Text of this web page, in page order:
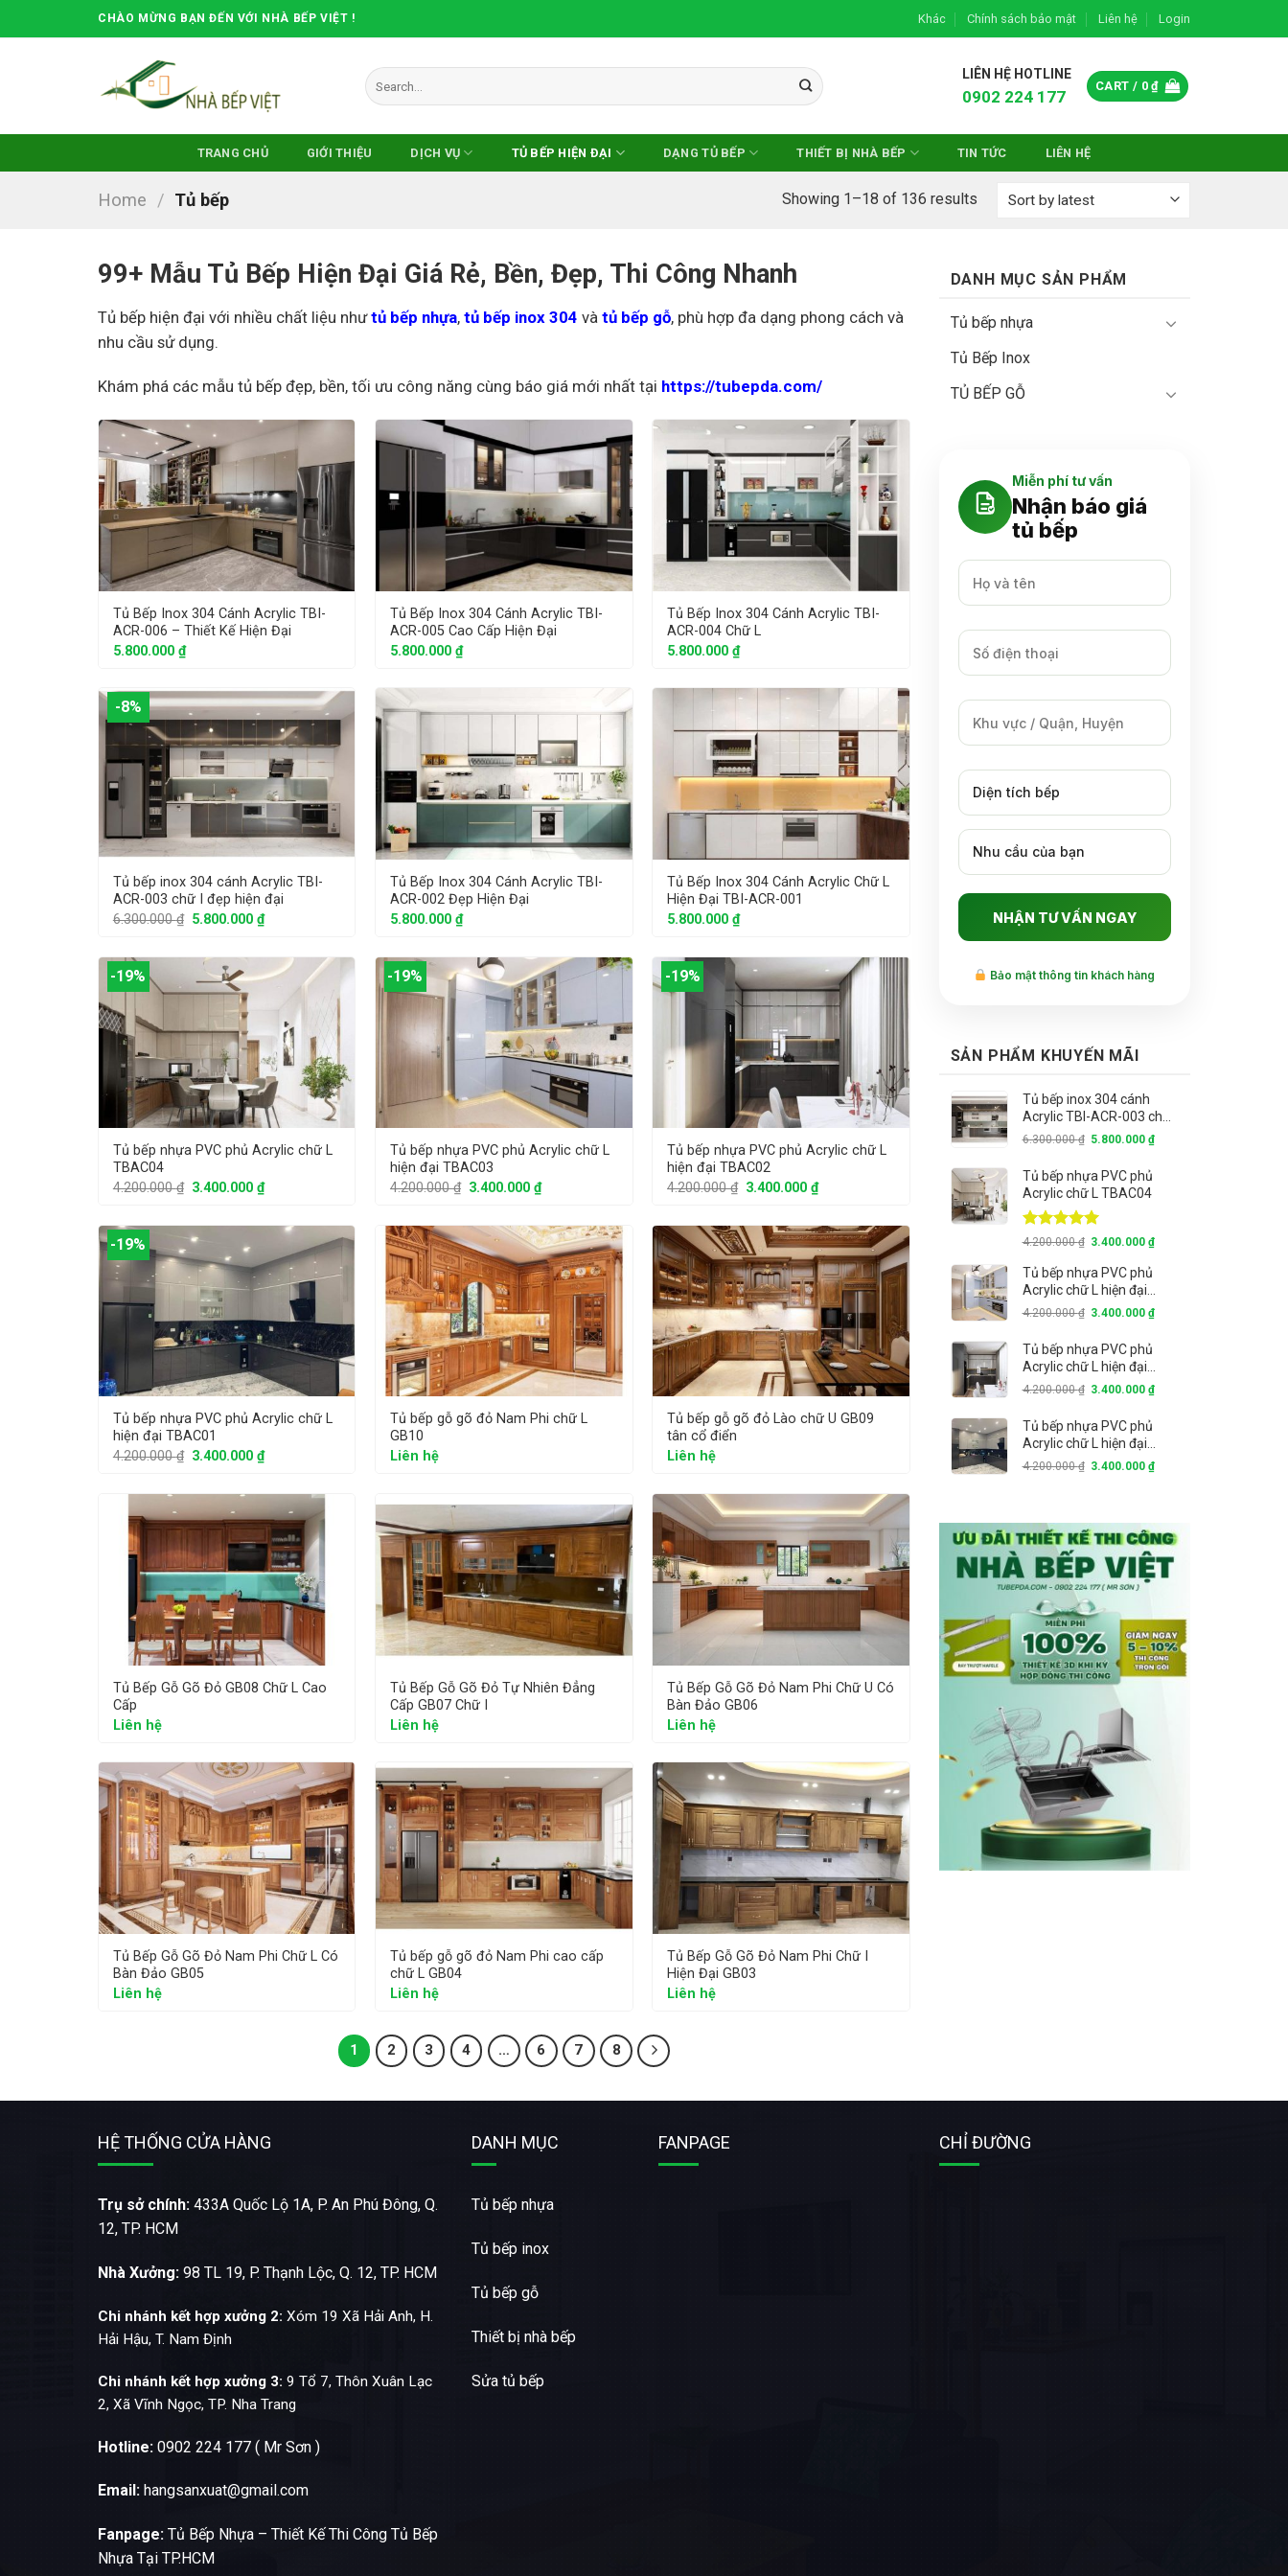
to
CHÀO MỪNG BẠN ĐẾN VỚI NHÀ BẾP VIỆT ! Khác Chính sách bảo mật Liên hệ Login
Search
for:
LIÊN HỆ HOTLINE
0902 224 177
CART / 0₫
TRANG CHỦ GIỚI THIỆU DỊCH VỤ TỦ BẾP HIỆN ĐẠI DẠNG TỦ BẾP THIẾT BỊ NHÀ BẾP TIN TỨC LIÊN HỆ
Home / Tủ bếp Showing 1–18 of 136 results
99+ Mẫu Tủ Bếp Hiện Đại Giá Rẻ, Bền, Đẹp, Thi Công Nhanh
Tủ bếp hiện đại với nhiều chất liệu nhưtủ bếp nhựa, tủ bếp inox 304 và tủ bếp gỗ, phù hợp đa dạng phong cách và
nhu cầu sử dụng.
Khám phá các mẫu tủ bếp đẹp, bền, tối ưu công năng cùng báo giá mới nhất tại https://tubepda.com/
Tủ Bếp Inox 304 Cánh Acrylic TBI-
ACR-006 – Thiết Kế Hiện Đại
5.800.000 ₫
Tủ Bếp Inox 304 Cánh Acrylic TBI-
ACR-005 Cao Cấp Hiện Đại
5.800.000 ₫
Tủ Bếp Inox 304 Cánh Acrylic TBI-
ACR-004 Chữ L
5.800.000₫
-8%
Tủ bếp inox 304 cánh Acrylic TBI-
ACR-003 chữ I đẹp hiện đại
6.300.000₫ 5.800.000₫
Tủ Bếp Inox 304 Cánh Acrylic TBI-
ACR-002 Đẹp Hiện Đại
5.800.000 ₫
Tủ Bếp Inox 304 Cánh Acrylic Chữ L
Hiện Đại TBI-ACR-001
5.800.000₫
-19%
Tủ bếp nhựa PVC phủ Acrylic chữ L
TBAC04
4.200.000₫ 3.400.000₫
-19%
Tủ bếp nhựa PVC phủ Acrylic chữ L
hiện đại TBAC03
4.200.000₫ 3.400.000₫
-19%
Tủ bếp nhựa PVC phủ Acrylic chữ L
hiện đại TBAC02
4.200.000₫ 3.400.000₫
-19%
Tủ bếp nhựa PVC phủ Acrylic chữ L
hiện đại TBAC01
4.200.000₫ 3.400.000₫
Tủ bếp gỗ gõ đỏ Nam Phi chữ L
GB10
Liên hệ
Tủ bếp gỗ gõ đỏ Lào chữ U GB09
tân cổ điển
Liên hệ
Tủ Bếp Gỗ Gõ Đỏ GB08 Chữ L Cao
Cấp
Liên hệ
Tủ Bếp Gỗ Gõ Đỏ Tự Nhiên Đẳng
Cấp GB07 Chữ I
Liên hệ
Tủ Bếp Gỗ Gõ Đỏ Nam Phi Chữ U Có
Bàn Đảo GB06
Liên hệ
Tủ Bếp Gỗ Gõ Đỏ Nam Phi Chữ L Có
Bàn Đảo GB05
Liên hệ
Tủ bếp gỗ gõ đỏ Nam Phi cao cấp
chữ L GB04
Liên hệ
Tủ Bếp Gỗ Gõ Đỏ Nam Phi Chữ I
Hiện Đại GB03
Liên hệ
1 2 3 4 … 6 7 8
DANH MỤC SẢN PHẨM
Tủ bếp nhựa
Tủ Bếp Inox
TỦ BẾP GỖ
Miễn phí tư vấn
Nhận báo giá
tủ bếp
Bảo mật thông tin khách hàng
SẢN PHẨM KHUYẾN MÃI
Tủ bếp inox 304 cánh
Acrylic TBI-ACR-003 chữ I
đẹp hiện đại
6.300.000₫ 5.800.000₫
Tủ bếp nhựa PVC phủ
Acrylic chữ L TBAC04
Rated5.00
4.200.000₫ 3.400.000₫
Tủ bếp nhựa PVC phủ
Acrylic chữ L hiện đại
TBAC03
4.200.000₫ 3.400.000₫
Tủ bếp nhựa PVC phủ
Acrylic chữ L hiện đại
TBAC02
4.200.000₫ 3.400.000₫
Tủ bếp nhựa PVC phủ
Acrylic chữ L hiện đại
TBAC01
4.200.000₫ 3.400.000₫
HỆ THỐNG CỬA HÀNG
Trụ sở chính: 433A Quốc Lộ 1A, P. An Phú Đông, Q.
12, TP. HCM
Nhà Xưởng: 98 TL 19, P. Thạnh Lộc, Q. 12, TP. HCM
Chi nhánh kết hợp xưởng 2: Xóm 19 Xã Hải Anh, H.
Hải Hậu, T. Nam Định
Chi nhánh kết hợp xưởng 3: 9 Tổ 7, Thôn Xuân Lạc
2, Xã Vĩnh Ngọc, TP. Nha Trang
Hotline: 0902 224 177 ( Mr Sơn )
Email: hangsanxuat@gmail.com
Fanpage: Tủ Bếp Nhựa – Thiết Kế Thi Công Tủ Bếp
Nhựa Tại TP.HCM
DANH MỤC
Tủ bếp nhựa
Tủ bếp inox
Tủ bếp gỗ
Thiết bị nhà bếp
Sửa tủ bếp
FANPAGE CHỈ ĐƯỜNG